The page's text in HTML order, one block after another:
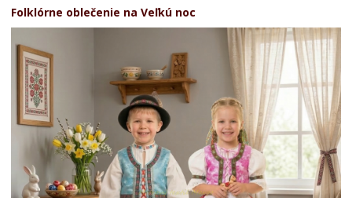
Folklórne oblečenie na Veľkú noc